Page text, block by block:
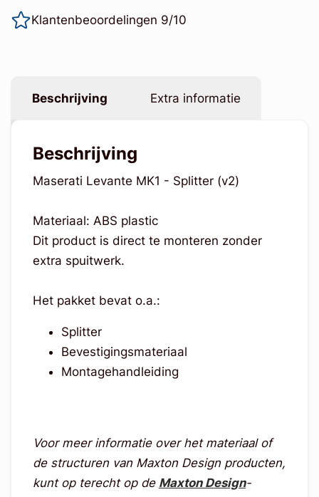
Klantenbeoordelingen 9/10
Beschrijving Extra informatie
Beschrijving
Maserati Levante MK1 - Splitter (v2)
Materiaal: ABS plastic
Dit product is direct te monteren zonder
extra spuitwerk.
Het pakket bevat o.a.:
Splitter
Bevestigingsmateriaal
Montagehandleiding
Voor meer informatie over het materiaal of
de structuren van Maxton Design producten,
kunt op terecht op de Maxton Design-